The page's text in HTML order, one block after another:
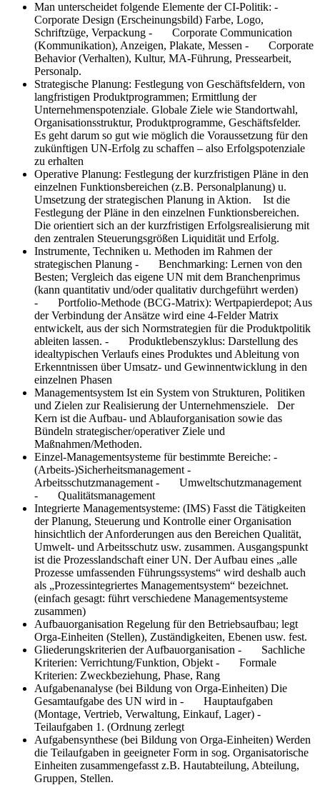
Man unterscheidet folgende Elemente der CI-Politik: -
Corporate Design (Erscheinungsbild) Farbe, Logo,
Schriftzüge, Verpackung - Corporate Communication
(Kommunikation), Anzeigen, Plakate, Messen - Corporate
Behavior (Verhalten), Kultur, MA-Führung, Pressearbeit,
Personalp.
Strategische Planung: Festlegung von Geschäftsfeldern, von
langfristigen Produktprogrammen; Ermittlung der
Unternehmenspotenziale. Globale Ziele wie Standortwahl,
Organisationsstruktur, Produktprogramme, Geschäftsfelder.
Es geht darum so gut wie möglich die Voraussetzung für den
zukünftigen UN-Erfolg zu schaffen – also Erfolgspotenziale
zu erhalten
Operative Planung: Festlegung der kurzfristigen Pläne in den
einzelnen Funktionsbereichen (z.B. Personalplanung) u.
Umsetzung der strategischen Planung in Aktion. Ist die
Festlegung der Pläne in den einzelnen Funktionsbereichen.
Die orientiert sich an der kurzfristigen Erfolgsrealisierung mit
den zentralen Steuerungsgrößen Liquidität und Erfolg.
Instrumente, Techniken u. Methoden im Rahmen der
strategischen Planung - Benchmarking: Lernen von den
Besten; Vergleich das eigene UN mit dem Branchenprimus
(kann quantitativ und/oder qualitativ durchgeführt werden)
- Portfolio-Methode (BCG-Matrix): Wertpapierdepot; Aus
der Verbindung der Ansätze wird eine 4-Felder Matrix
entwickelt, aus der sich Normstrategien für die Produktpolitik
ableiten lassen. - Produktlebenszyklus: Darstellung des
idealtypischen Verlaufs eines Produktes und Ableitung von
Erkenntnissen über Umsatz- und Gewinnentwicklung in den
einzelnen Phasen
Managementsystem Ist ein System von Strukturen, Politiken
und Zielen zur Realisierung der Unternehmensziele. Der
Kern ist die Aufbau- und Ablauforganisation sowie das
Bündeln strategischer/operativer Ziele und
Maßnahmen/Methoden.
Einzel-Managementsysteme für bestimmte Bereiche: -
(Arbeits-)Sicherheitsmanagement -
Arbeitsschutzmanagement - Umweltschutzmanagement
- Qualitätsmanagement
Integrierte Managementsysteme: (IMS) Fasst die Tätigkeiten
der Planung, Steuerung und Kontrolle einer Organisation
hinsichtlich der Anforderungen aus den Bereichen Qualität,
Umwelt- und Arbeitsschutz usw. zusammen. Ausgangspunkt
ist die Prozesslandschaft einer UN. Der Aufbau eines „alle
Prozesse umfassenden Führungssystems“ wird deshalb auch
als „Prozessintegriertes Managementsystem“ bezeichnet.
(einfach gesagt: führt verschiedene Managementsysteme
zusammen)
Aufbauorganisation Regelung für den Betriebsaufbau; legt
Orga-Einheiten (Stellen), Zuständigkeiten, Ebenen usw. fest.
Gliederungskriterien der Aufbauorganisation - Sachliche
Kriterien: Verrichtung/Funktion, Objekt - Formale
Kriterien: Zweckbeziehung, Phase, Rang
Aufgabenanalyse (bei Bildung von Orga-Einheiten) Die
Gesamtaufgabe des UN wird in - Hauptaufgaben
(Montage, Vertrieb, Verwaltung, Einkauf, Lager) -
Teilaufgaben 1. (Ordnung zerlegt
Aufgabensynthese (bei Bildung von Orga-Einheiten) Werden
die Teilaufgaben in geeigneter Form in sog. Organisatorische
Einheiten zusammengefasst z.B. Hautabteilung, Abteilung,
Gruppen, Stellen.